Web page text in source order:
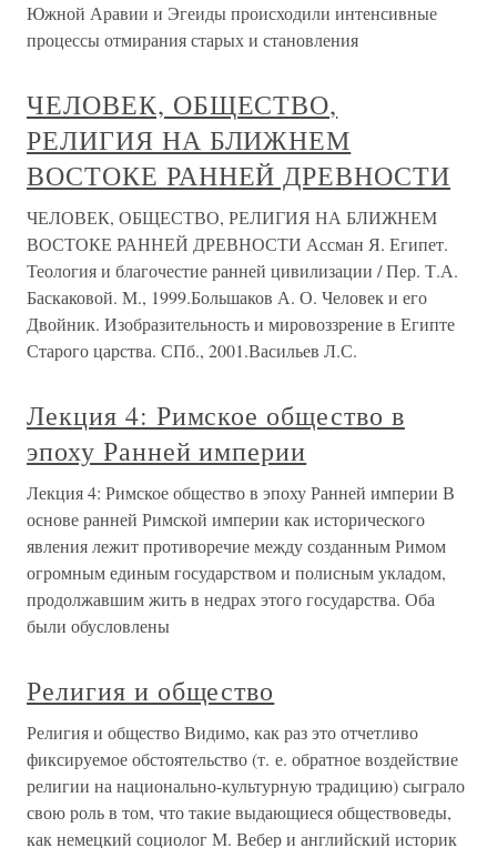
Южной Аравии и Эгеиды происходили интенсивные
процессы отмирания старых и становления
ЧЕЛОВЕК, ОБЩЕСТВО,
РЕЛИГИЯ НА БЛИЖНЕМ
ВОСТОКЕ РАННЕЙ ДРЕВНОСТИ
ЧЕЛОВЕК, ОБЩЕСТВО, РЕЛИГИЯ НА БЛИЖНЕМ
ВОСТОКЕ РАННЕЙ ДРЕВНОСТИ Ассман Я. Египет.
Теология и благочестие ранней цивилизации / Пер. Т.А.
Баскаковой. М., 1999.Большаков А. О. Человек и его
Двойник. Изобразительность и мировоззрение в Египте
Старого царства. СПб., 2001.Васильев Л.С.
Лекция 4: Римское общество в
эпоху Ранней империи
Лекция 4: Римское общество в эпоху Ранней империи В
основе ранней Римской империи как исторического
явления лежит противоречие между созданным Римом
огромным единым государством и полисным укладом,
продолжавшим жить в недрах этого государства. Оба
были обусловлены
Религия и общество
Религия и общество Видимо, как раз это отчетливо
фиксируемое обстоятельство (т. е. обратное воздействие
религии на национально-культурную традицию) сыграло
свою роль в том, что такие выдающиеся обществоведы,
как немецкий социолог М. Вебер и английский историк